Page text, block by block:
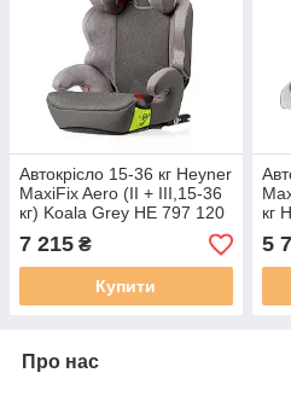
Автокрісло 15-36 кг Heyner
MaxiFix Aero (II + III,15-36
кг) Koala Grey HE 797 120
7 215 ₴
Купити
кг
5
Про нас